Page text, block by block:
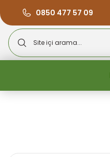
0850 477 57 09